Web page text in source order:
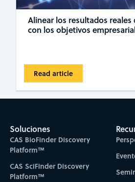
Alinear los resultados reales
con los objetivos
Read article
Soluciones
CAS BioFinder Discovery
Platform™
CAS SciFinder Discovery
Platform™